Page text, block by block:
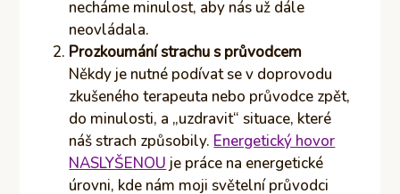
necháme minulost, aby nás už dále
neovládala.
Prozkoumání strachu s průvodcem
Někdy je nutné podívat se v doprovodu
zkušeného terapeuta nebo průvodce zpět,
do minulosti, a „uzdravit“ situace, které
náš strach způsobily. Energetický hovor
NASLYŠENOU je práce na energetické
úrovni, kde nám moji světelní průvodci